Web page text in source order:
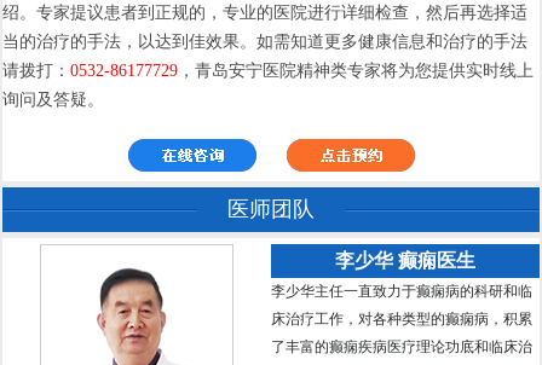
绍。专家提议患者到正规的，专业的医院进行详细检查，然后再选择适
当的治疗的手法，以达到佳效果。如需知道更多健康信息和治疗的手法
请拨打：0532-86177729 ，青岛安宁医院精神类专家将为您提供实时线上
询问及答疑。
医师团队
李少华 癫痫医生
李少华主任一直致力于癫痫病的科研和临
床治疗工作，对各种类型的癫痫病，积累
了丰富的癫痫疾病医疗理论功底和临床治